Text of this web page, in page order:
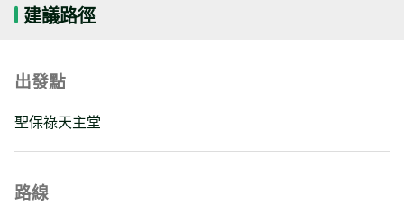
建議路徑
出發點
聖保祿天主堂
路線